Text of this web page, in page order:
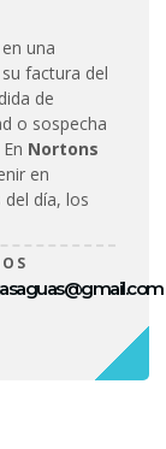
una
factura del
de
o sospecha
Nortons
en
día, los